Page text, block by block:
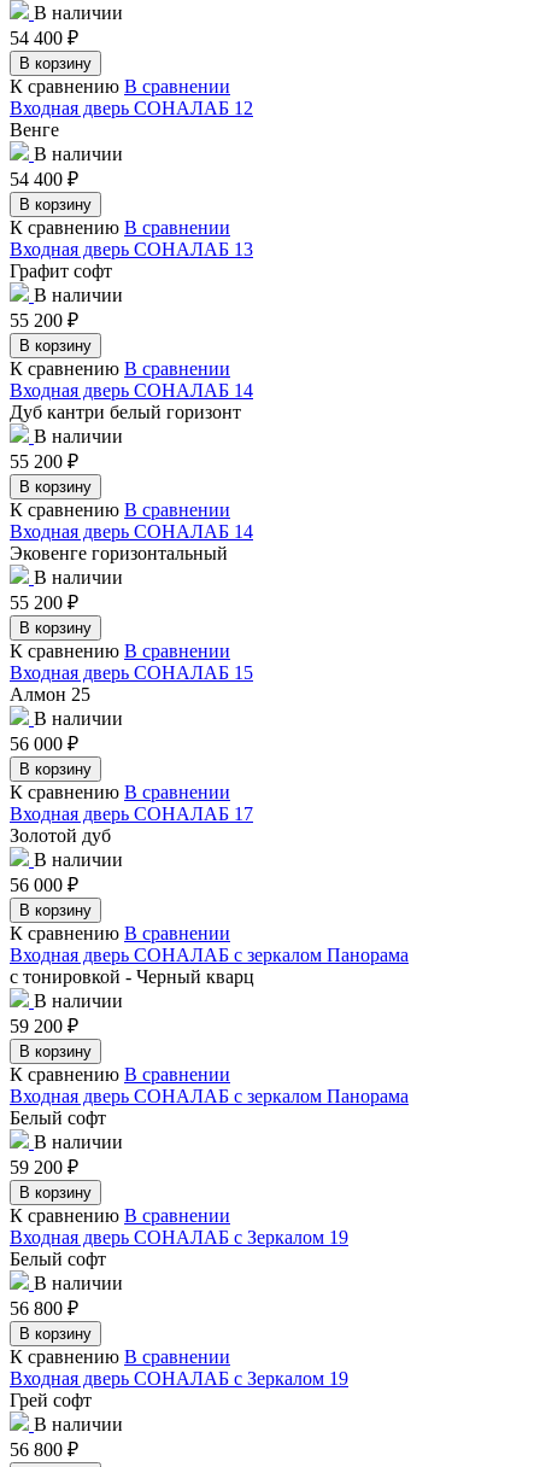
В наличии
54 400 ₽
В корзину
К сравнению В сравнении
Входная дверь СОНАЛАБ 12
Венге
В наличии
54 400 ₽
В корзину
К сравнению В сравнении
Входная дверь СОНАЛАБ 13
Графит софт
В наличии
55 200 ₽
В корзину
К сравнению В сравнении
Входная дверь СОНАЛАБ 14
Дуб кантри белый горизонт
В наличии
55 200 ₽
В корзину
К сравнению В сравнении
Входная дверь СОНАЛАБ 14
Эковенге горизонтальный
В наличии
55 200 ₽
В корзину
К сравнению В сравнении
Входная дверь СОНАЛАБ 15
Алмон 25
В наличии
56 000 ₽
В корзину
К сравнению В сравнении
Входная дверь СОНАЛАБ 17
Золотой дуб
В наличии
56 000 ₽
В корзину
К сравнению В сравнении
Входная дверь СОНАЛАБ с зеркалом Панорама
с тонировкой - Черный кварц
В наличии
59 200 ₽
В корзину
К сравнению В сравнении
Входная дверь СОНАЛАБ с зеркалом Панорама
Белый софт
В наличии
59 200 ₽
В корзину
К сравнению В сравнении
Входная дверь СОНАЛАБ с Зеркалом 19
Белый софт
В наличии
56 800 ₽
В корзину
К сравнению В сравнении
Входная дверь СОНАЛАБ с Зеркалом 19
Грей софт
В наличии
56 800 ₽